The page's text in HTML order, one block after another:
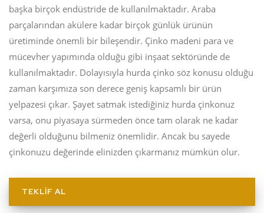
başka birçok endüstride de kullanılmaktadır. Araba
parçalarından akülere kadar birçok günlük ürünün
üretiminde önemli bir bileşendir. Çinko madeni para ve
mücevher yapımında olduğu gibi inşaat sektöründe de
kullanılmaktadır. Dolayısıyla hurda çinko söz konusu olduğu
zaman karşımıza son derece geniş kapsamlı bir ürün
yelpazesi çıkar. Şayet satmak istediğiniz hurda çinkonuz
varsa, onu piyasaya sürmeden önce tam olarak ne kadar
değerli olduğunu bilmeniz önemlidir. Ancak bu sayede
çinkonuzu değerinde elinizden çıkarmanız mümkün olur.
TEKLIF AL